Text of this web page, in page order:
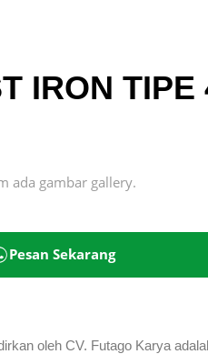
IRON TIPE
ada gambar gallery.
Pesan Sekarang
oleh CV. Futago Karya